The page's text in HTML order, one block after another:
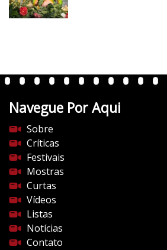
v
e
n
e
d
o
c
i
n
e
m
a
Navegue Por Aqui
Sobre
Críticas
Festivais
Mostras
Curtas
Vídeos
Listas
Notícias
Contato